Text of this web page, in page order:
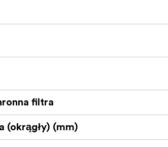
filtr FSND w tym zestawie filtrów o
zaawansowany system powlekania
zapewniając stałą dokładność kolorówdla
optyczną, która jest idealna do
do tradycyjnych filtrów ND,
True-to-Life
zachowuje oryginalne
NiSi JETMAG
filtra
(okrągły) (mm)